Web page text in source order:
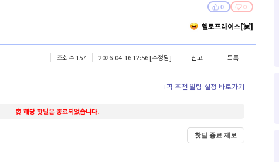
0 0
헬로프라이스[💓]
조회수 157 2026-04-16 12:56[수정됨] 신고 목록
ℹ️ 픽 추천 알림 설정 바로가기
⏰ 해당 핫딜은 종료되었습니다.
핫딜 종료 제보